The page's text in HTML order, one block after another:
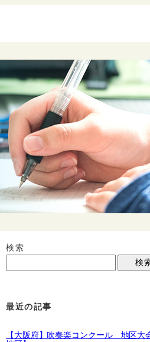
検索
検
最近の記事
【大阪府】吹奏楽コンクール 地区大